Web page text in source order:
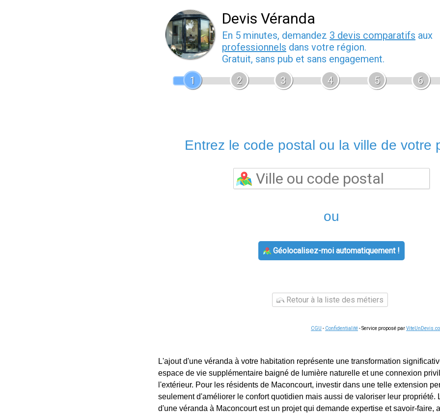
Devis Véranda
En 5 minutes, demandez 3 devis comparatifs aux
professionnels dans votre région.
Gratuit, sans pub et sans engagement.
1
2 3 4 5 6
Entrez le code postal ou la ville de votre
ou
Géolocalisez-moi automatiquement !
Retour à la liste des métiers
CGU - Confidentialité- Service proposé par
L'ajout d'une véranda à votre habitation représente une transformation
espace de vie supplémentaire baigné de lumière naturelle et une connexion
l'extérieur. Pour les résidents de Maconcourt, investir dans une telle extension
seulement d'améliorer le confort quotidien mais aussi de valoriser leur propriété.
d'une véranda à Maconcourt est un projet qui demande expertise et savoir-faire,